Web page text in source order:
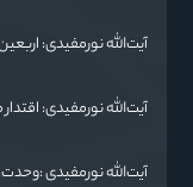
آیت‌الله نورمفیدی:
آیت‌الله نورمفیدی:
آیت‌الله نورمفیدی